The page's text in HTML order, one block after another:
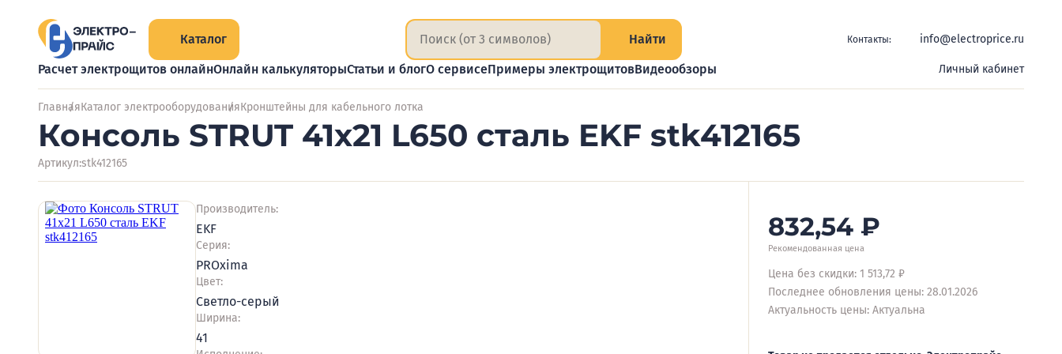
Каталог Найти Контакты: info@electroprice.ru
Расчет электрощитов онлайнОнлайн калькуляторыСтатьи и блогО сервисеПримеры электрощитовВидеообзоры Личный кабинет
ГлавнаяКаталог электрооборудованияКронштейны для кабельного лотка
Консоль STRUT 41х21 L650 сталь EKF stk412165
Артикул:stk412165
Производитель:
EKF
Серия:
PROxima
Цвет:
Светло-серый
Ширина:
41
832,54 ₽
Рекомендованная цена
Цена без скидки: 1 513,72 ₽
Последнее обновления цены: 28.01.2026
Актуальность цены: Актуальна